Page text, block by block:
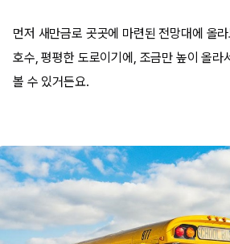
먼저 새만금로 곳곳에 마련된 전망대에 올
호수, 평평한 도로이기에, 조금만 높이 올라
볼 수 있거든요.